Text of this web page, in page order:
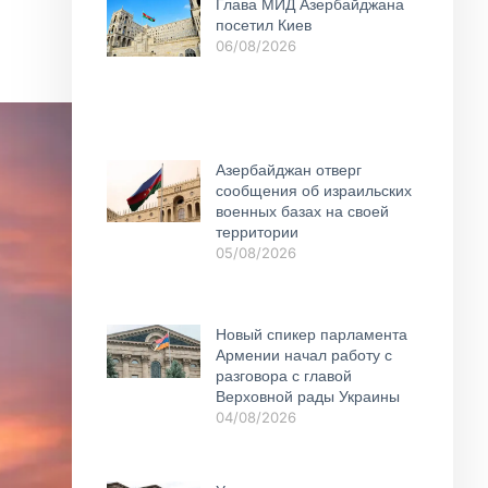
Глава МИД Азербайджана
посетил Киев
06/08/2026
Азербайджан отверг
сообщения об израильских
военных базах на своей
территории
05/08/2026
Новый спикер парламента
Армении начал работу с
разговора с главой
Верховной рады Украины
04/08/2026